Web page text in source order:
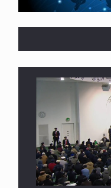
عليها.. ليس